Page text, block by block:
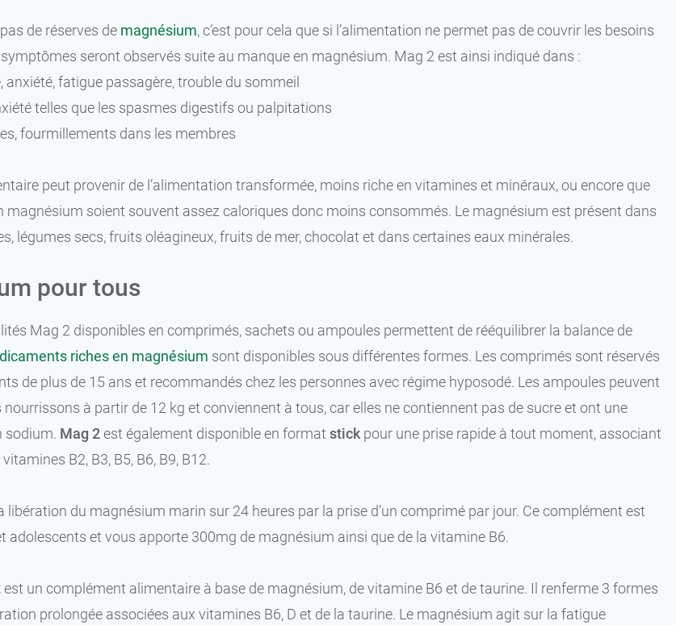
de réserves de magnésium, c’est pour cela que si l’alimentation ne permet pas de couvrir les besoins
seront observés suite au manque en magnésium. Mag 2 est ainsi indiqué dans :
anxiété, fatigue passagère, trouble du sommeil
telles que les spasmes digestifs ou palpitations
fourmillements dans les membres
peut provenir de l’alimentation transformée, moins riche en vitamines et minéraux, ou encore que
magnésium soient souvent assez caloriques donc moins consommés. Le magnésium est présent dans
légumes secs, fruits oléagineux, fruits de mer, chocolat et dans certaines eaux minérales.
pour tous
Mag 2 disponibles en comprimés, sachets ou ampoules permettent de rééquilibrer la balance de
riches en magnésium sont disponibles sous différentes formes. Les comprimés sont réservés
de plus de 15 ans et recommandés chez les personnes avec régime hyposodé. Les ampoules peuvent
nourrissons à partir de 12 kg et conviennent à tous, car elles ne contiennent pas de sucre et ont une
sodium. Mag 2est également disponible en format stickpour une prise rapide à tout moment, associant
B2, B3, B5, B6, B9, B12.
libération du magnésium marin sur 24 heures par la prise d’un comprimé par jour. Ce complément est
adolescents et vous apporte 300mg de magnésium ainsi que de la vitamine B6.
est un complément alimentaire à base de magnésium, de vitamine B6 et de taurine. Il renferme 3 formes
prolongée associées aux vitamines B6, D et de la taurine. Le magnésium agit sur la fatigue